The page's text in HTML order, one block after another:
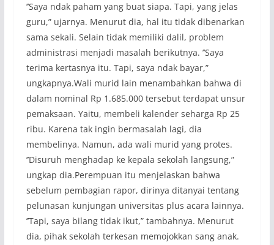
’’Saya ndak paham yang buat siapa. Tapi, yang jelas
guru,” ujarnya. Menurut dia, hal itu tidak dibenarkan
sama sekali. Selain tidak memiliki dalil, problem
administrasi menjadi masalah berikutnya. ’’Saya
terima kertasnya itu. Tapi, saya ndak bayar,”
ungkapnya.Wali murid lain menambahkan bahwa di
dalam nominal Rp 1.685.000 tersebut terdapat unsur
pemaksaan. Yaitu, membeli kalender seharga Rp 25
ribu. Karena tak ingin bermasalah lagi, dia
membelinya. Namun, ada wali murid yang protes.
’’Disuruh menghadap ke kepala sekolah langsung,”
ungkap dia.Perempuan itu menjelaskan bahwa
sebelum pembagian rapor, dirinya ditanyai tentang
pelunasan kunjungan universitas plus acara lainnya.
’’Tapi, saya bilang tidak ikut,” tambahnya. Menurut
dia, pihak sekolah terkesan memojokkan sang anak.